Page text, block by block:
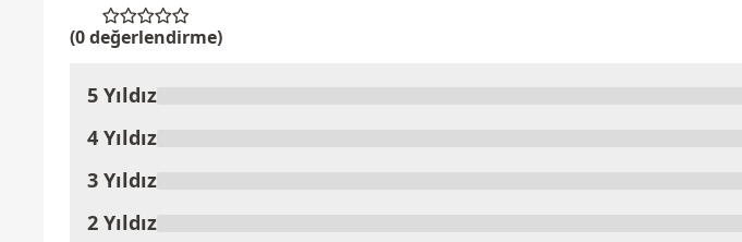
(0 değerlendirme)
Ürünü Değerlendir
5 Yıldız
4 Yıldız
3 Yıldız
2 Yıldız